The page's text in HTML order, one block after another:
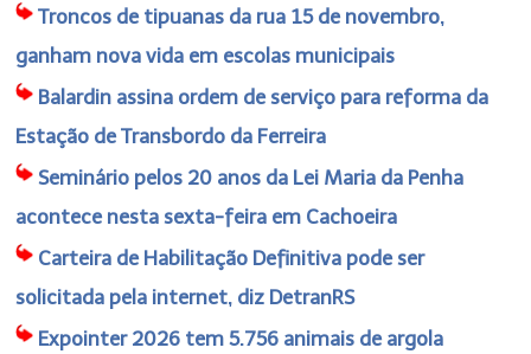
Troncos de tipuanas da rua 15 de novembro,
ganham nova vida em escolas municipais
Balardin assina ordem de serviço para reforma da
Estação de Transbordo da Ferreira
Seminário pelos 20 anos da Lei Maria da Penha
acontece nesta sexta-feira em Cachoeira
Carteira de Habilitação Definitiva pode ser
solicitada pela internet, diz DetranRS
Expointer 2026 tem 5.756 animais de argola